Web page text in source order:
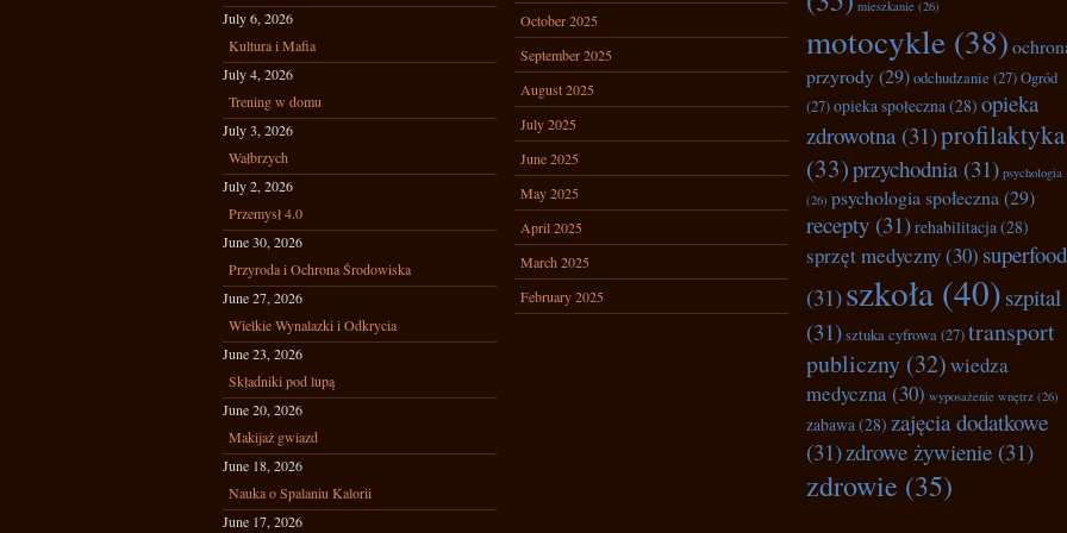
July 6, 2026
Kultura i Mafia
July 4, 2026
Trening w domu
July 3, 2026
Wałbrzych
July 2, 2026
Przemysł 4.0
June 30, 2026
Przyroda i Ochrona Środowiska
June 27, 2026
Wielkie Wynalazki i Odkrycia
June 23, 2026
Składniki pod lupą
June 20, 2026
Makijaż gwiazd
June 18, 2026
Nauka o Spalaniu Kalorii
June 17, 2026
October 2025
September 2025
August 2025
July 2025
June 2025
May 2025
April 2025
March 2025
February 2025
mieszkanie (26)
motocykle (38)
przyrody(29)odchudzanie (27)Ogród
(27)opieka społeczna(28) opieka
zdrowotna(31)profilaktyka
(33)przychodnia(31) psychologia
(26) psychologia społeczna (29)
recepty (31)rehabilitacja(28)
sprzęt medyczny(30)
(31)szkoła (40) szpital
(31)sztuka cyfrowa(27)transport
publiczny (32)wiedza
medyczna(30) wyposażenie wnętrz (26)
zabawa(28) zajęcia dodatkowe
(31)zdrowe żywienie (31)
zdrowie (35)